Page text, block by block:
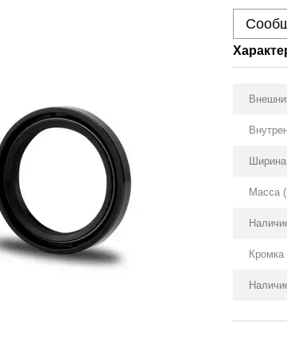
Масса
Кромка